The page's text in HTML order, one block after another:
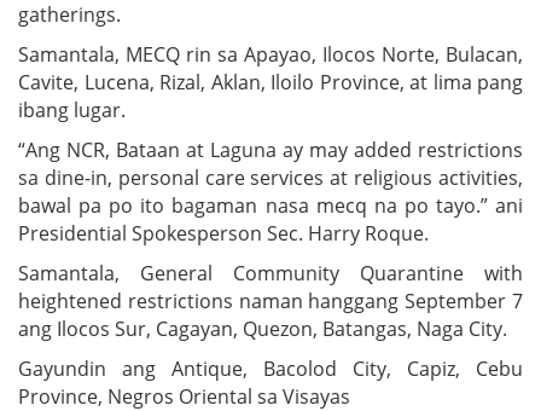
gatherings.
Samantala, MECQ rin sa Apayao, Ilocos Norte, Bulacan,
Cavite, Lucena, Rizal, Aklan, Iloilo Province, at lima pang
ibang lugar.
“Ang NCR, Bataan at Laguna ay may added restrictions
sa dine-in, personal care services at religious activities,
bawal pa po ito bagaman nasa mecq na po tayo.” ani
Presidential Spokesperson Sec. Harry Roque.
Samantala, General Community Quarantine with
heightened restrictions naman hanggang September 7
ang Ilocos Sur, Cagayan, Quezon, Batangas, Naga City.
Gayundin ang Antique, Bacolod City, Capiz, Cebu
Province, Negros Oriental sa Visayas